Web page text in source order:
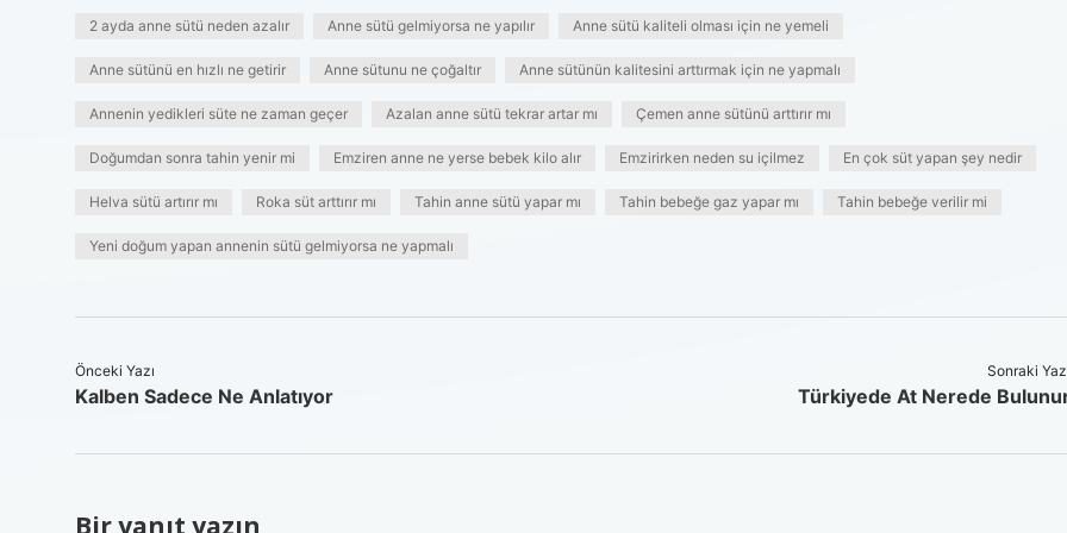
2 ayda anne sütü neden azalır Anne sütü gelmiyorsa ne yapılır Anne sütü kaliteli olması için ne yemeli
Anne sütünü en hızlı ne getirir Anne sütunu ne çoğaltır Anne sütünün kalitesini arttırmak için ne yapmalı
Annenin yedikleri süte ne zaman geçer Azalan anne sütü tekrar artar mı Çemen anne sütünü arttırır mı
Doğumdan sonra tahin yenir mi Emziren anne ne yerse bebek kilo alır Emzirirken neden su içilmez En çok süt yapan şey nedir
Helva sütü artırır mı Roka süt arttırır mı Tahin anne sütü yapar mı Tahin bebeğe gaz yapar mı Tahin bebeğe verilir mi
Yeni doğum yapan annenin sütü gelmiyorsa ne yapmalı
Önceki Yazı
Kalben Sadece Ne Anlatıyor
Sonraki
Türkiyede At Nerede
Bir yanıt yazın